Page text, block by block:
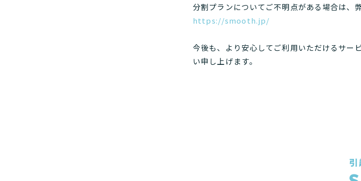
https://smooth.jp/
今後も、より安心してご利用いただけるサー
い申し上げます。